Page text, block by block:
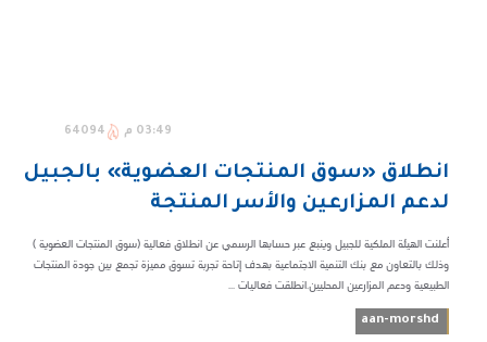
03:49 م 64094
انطلاق «سوق المنتجات العضوية» بالجبيل
لدعم المزارعين والأسر المنتجة
أعلنت الهيئة الملكية للجبيل وينبع عبر حسابها الرسمي عن انطلاق فعالية (سوق المنتجات العضوية )
وذلك بالتعاون مع بنك التنمية الاجتماعية بهدف إتاحة تجربة تسوق مميزة تجمع بين جودة المنتجات
الطبيعية ودعم المزارعين المحليين.انطلقت فعاليات ...
aan-morshd